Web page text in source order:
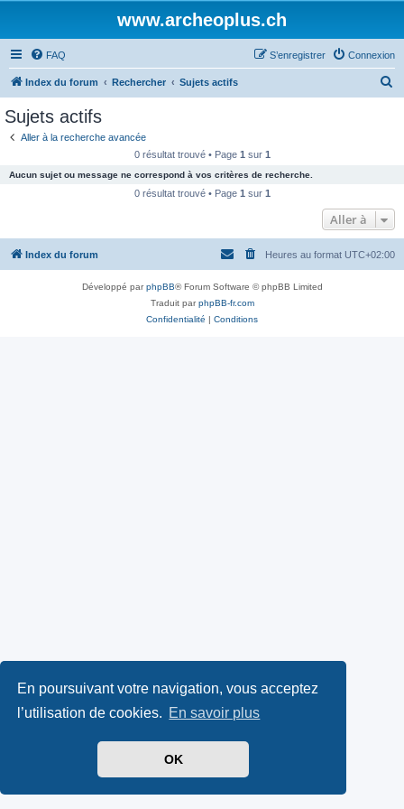
En poursuivant votre navigation, vous acceptez
l’utilisation de cookies. En savoir plus
OK
www.archeoplus.ch
FAQ Connexion
S’enregistrer
Index du forum Rechercher Sujets actifs
c
e
Sujets actifs
Aller à la recherche avancée
0 résultat trouvé • Page 1 sur 1
Aucun sujet ou message ne correspond à vos critères de recherche.
0 résultat trouvé • Page 1 sur 1
Aller à
Index du forum Heures au format UTC+02:00
Développé parphpBB® Forum Software © phpBB Limited
Traduit parphpBB-fr.com
Confidentialité | Conditions